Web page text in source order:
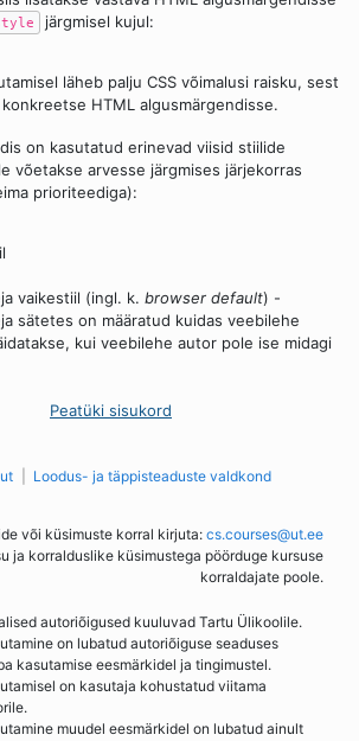
järgmisel kujul:
läheb palju CSS võimalusi raisku, sest
HTML algusmärgendisse.
on kasutatud erinevad viisid stiilide
võetakse arvesse järgmises järjekorras
prioriteediga):
vaikestiil (ingl. k. browser default) -
sätetes on määratud kuidas veebilehe
kui veebilehe autor pole ise midagi
Peatüki sisukord
Loodus- ja täppisteaduste valdkond
või küsimuste korral kirjuta: cs.courses@ut.ee
ja korralduslike küsimustega pöörduge kursuse
korraldajate poole.
autoriõigused kuuluvad Tartu Ülikoolile.
on lubatud autoriõiguse seaduses
kasutamise eesmärkidel ja tingimustel.
on kasutaja kohustatud viitama
muudel eesmärkidel on lubatud ainult